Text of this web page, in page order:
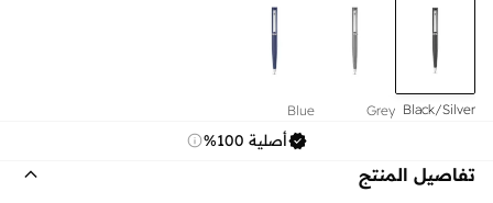
Black/Silver
Grey
Blue
أصلية 100%
تفاصيل المنتج